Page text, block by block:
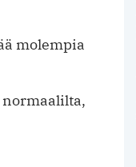
molempia